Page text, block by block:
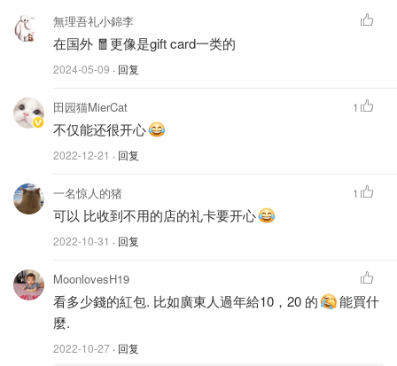
無理吾礼小錦李
在国外 🧧更像是gift card一类的
2024-05-09 · 回复
田园猫MierCat
不仅能还很开心
2022-12-21 · 回复
1
一名惊人的猪
可以 比收到不用的店的礼卡要开心
2022-10-31 · 回复
1
MoonlovesH19
看多少錢的紅包. 比如廣東人過年給10，20 的
能買什
麼.
2022-10-27 · 回复